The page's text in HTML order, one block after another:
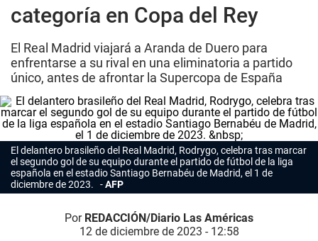
categoría en Copa del Rey
El Real Madrid viajará a Aranda de Duero para
enfrentarse a su rival en una eliminatoria a partido
único, antes de afrontar la Supercopa de España
El delantero brasileño del Real Madrid, Rodrygo, celebra tras marcar
el segundo gol de su equipo durante el partido de fútbol de la liga
española en el estadio Santiago Bernabéu de Madrid, el 1 de
diciembre de 2023.
AFP
Por REDACCIÓN/Diario Las Américas
12 de diciembre de 2023 - 12:58